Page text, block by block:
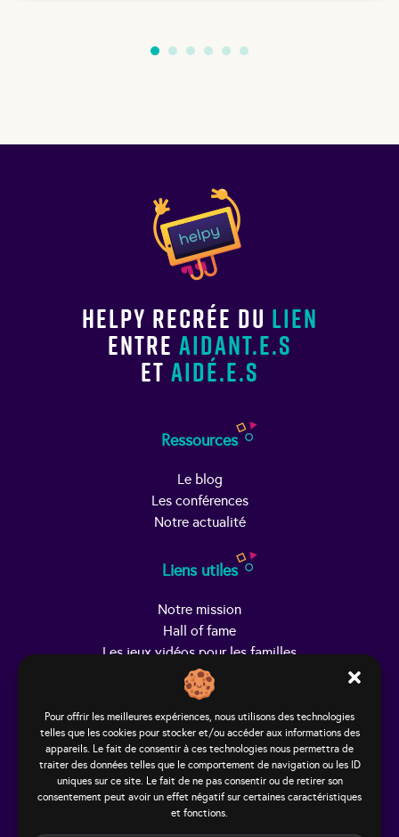
Pour offrir les meilleures expériences, nous utilisons des technologies
telles que les cookies pour stocker et/ou accéder aux informations des
appareils. Le fait de consentir à ces technologies nous permettra de
traiter des données telles que le comportement de navigation ou les ID
uniques sur ce site. Le fait de ne pas consentir ou de retirer son
consentement peut avoir un effet négatif sur certaines caractéristiques
et fonctions.
Helpy recrée du lien
entre aidant.e.s
et aidé.e.s
Ressources
Le blog
Les conférences
Notre actualité
Liens utiles
Notre mission
Hall of fame
Les jeux vidéos pour les familles
Trouver Helpy
Le studio
65, rue Hénon
69004 Lyon - France
contact@helpy-lejeu.fr